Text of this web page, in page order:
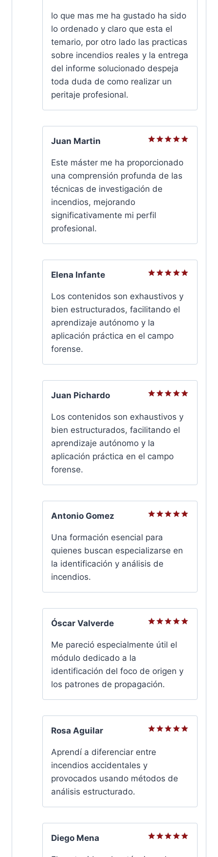
con5 de
5
lo que mas me ha gustado ha sido
lo ordenado y claro que esta el
temario, por otro lado las practicas
sobre incendios reales y la entrega
del informe solucionado despeja
toda duda de como realizar un
peritaje profesional.
Juan Martin
con5de
5
Este máster me ha proporcionado
una comprensión profunda de las
técnicas de investigación de
incendios, mejorando
significativamente mi perfil
profesional.
Elena Infante
con5de
5
Los contenidos son exhaustivos y
bien estructurados, facilitando el
aprendizaje autónomo y la
aplicación práctica en el campo
forense.
Juan Pichardo
con5de
5
Los contenidos son exhaustivos y
bien estructurados, facilitando el
aprendizaje autónomo y la
aplicación práctica en el campo
forense.
Antonio Gomez
con
5
Una formación esencial para
quienes buscan especializarse en
la identificación y análisis de
incendios.
Óscar Valverde
con5 de
5
Me pareció especialmente útil el
módulo dedicado a la
identificación del foco de origen y
los patrones de propagación.
Rosa Aguilar
con
5
Aprendí a diferenciar entre
incendios accidentales y
provocados usando métodos de
análisis estructurado.
Diego Mena